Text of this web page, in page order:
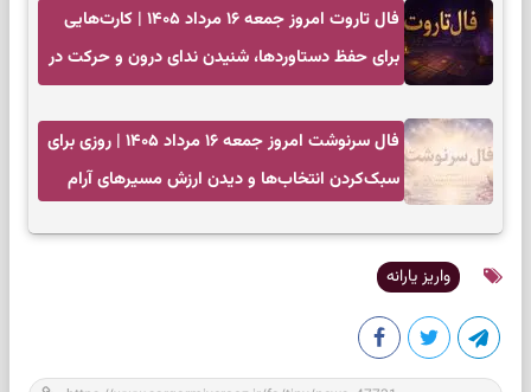
فال تاروت امروز جمعه ۱۶ مرداد ۱۴۰۵ | کارت‌هایی
برای حفظ دستاوردها، شنیدن ندای درون و حرکت در
فال سرنوشت امروز جمعه ۱۶ مرداد ۱۴۰۵ | روزی برای
سبک‌کردن انتخاب‌ها و دیدن ارزش مسیرهای آرام
واریز یارانه